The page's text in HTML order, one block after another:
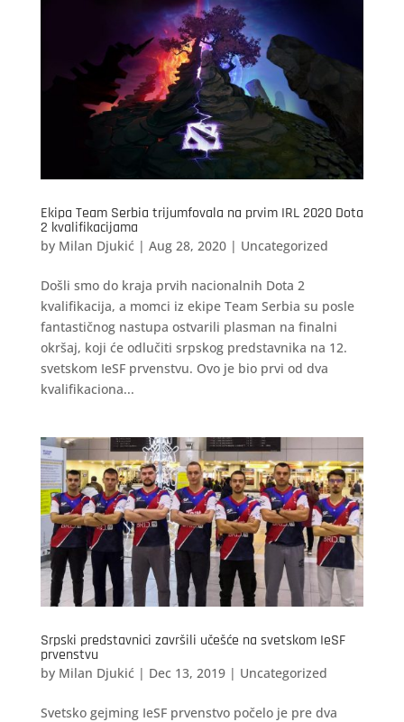
Ekipa Team Serbia trijumfovala na prvim IRL 2020 Dota
2 kvalifikacijama
by Milan Djukić| Aug 28, 2020| Uncategorized
Došli smo do kraja prvih nacionalnih Dota 2
kvalifikacija, a momci iz ekipe Team Serbia su posle
fantastičnog nastupa ostvarili plasman na finalni
okršaj, koji će odlučiti srpskog predstavnika na 12.
svetskom IeSF prvenstvu. Ovo je bio prvi od dva
kvalifikaciona...
Srpski predstavnici završili učešće na svetskom IeSF
prvenstvu
by Milan Djukić| Dec 13, 2019| Uncategorized
Svetsko gejming IeSF prvenstvo počelo je pre dva